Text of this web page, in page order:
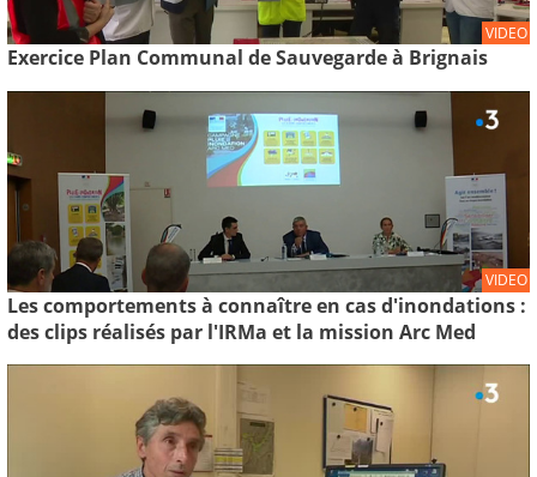
VIDEO
Exercice Plan Communal de Sauvegarde à Brignais
VIDEO
Les comportements à connaître en cas d'inondations :
des clips réalisés par l'IRMa et la mission Arc Med